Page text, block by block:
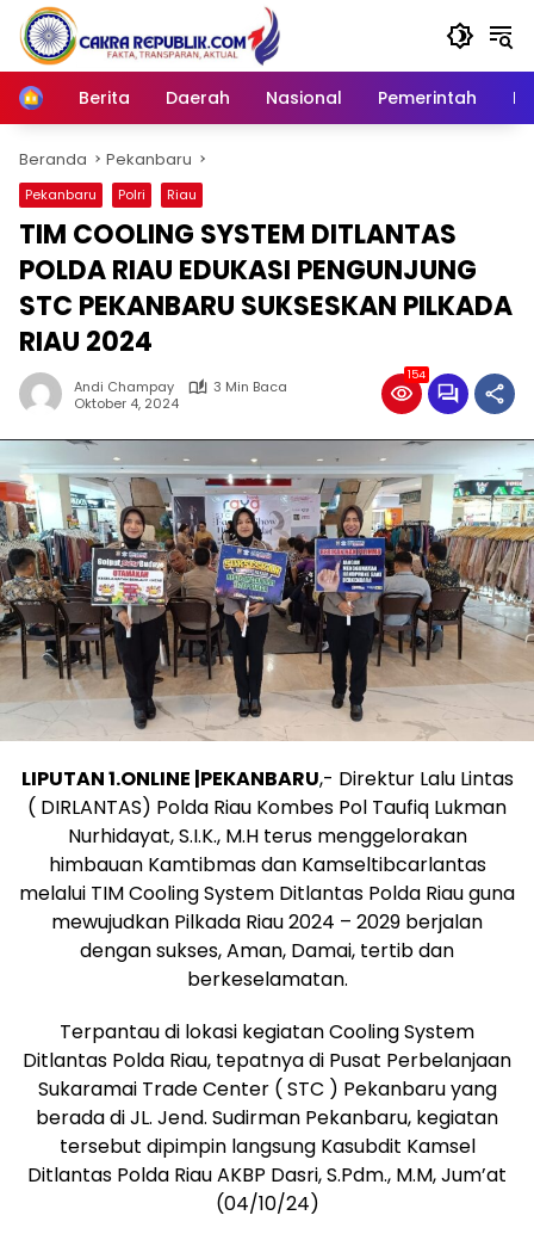
Langsung
konten
Home
Berita Daerah Nasional Pemerintah
Beranda Pekanbaru
Pekanbaru Polri Riau
TIM COOLING SYSTEM DITLANTAS
POLDA RIAU EDUKASI PENGUNJUNG
STC PEKANBARU SUKSESKAN PILKADA
RIAU 2024
Andi Champay
3 Min Baca
Oktober 4, 2024
154
LIPUTAN 1.ONLINE |PEKANBARU,- Direktur Lalu Lintas
( DIRLANTAS) Polda Riau Kombes Pol Taufiq Lukman
Nurhidayat, S.I.K., M.H terus menggelorakan
himbauan Kamtibmas dan Kamseltibcarlantas
melalui TIM Cooling System Ditlantas Polda Riau guna
mewujudkan Pilkada Riau 2024 – 2029 berjalan
dengan sukses, Aman, Damai, tertib dan
berkeselamatan.
Terpantau di lokasi kegiatan Cooling System
Ditlantas Polda Riau, tepatnya di Pusat Perbelanjaan
Sukaramai Trade Center ( STC ) Pekanbaru yang
berada di JL. Jend. Sudirman Pekanbaru, kegiatan
tersebut dipimpin langsung Kasubdit Kamsel
Ditlantas Polda Riau AKBP Dasri, S.Pdm., M.M, Jum’at
(04/10/24)